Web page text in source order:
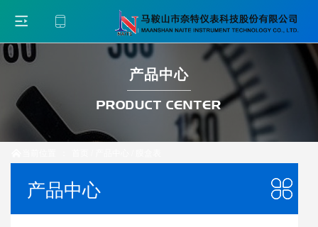
产品中心
PRODUCT CENTER
产品中心